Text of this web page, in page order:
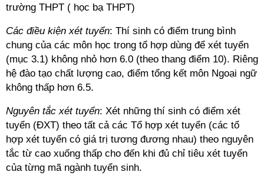
trường THPT ( học bạ THPT)
Các điều kiện xét tuyển: Thí sinh có điểm trung bình
chung của các môn học trong tổ hợp dùng để xét tuyển
(mục 3.1) không nhỏ hơn 6.0 (theo thang điểm 10). Riêng
hệ đào tạo chất lượng cao, điểm tổng kết môn Ngoại ngữ
không thấp hơn 6.5.
Nguyên tắc xét tuyển: Xét những thí sinh có điểm xét
tuyển (ĐXT) theo tất cả các Tổ hợp xét tuyển (các tổ
hợp xét tuyển có giá trị tương đương nhau) theo nguyên
tắc từ cao xuống thấp cho đến khi đủ chỉ tiêu xét tuyển
của từng mã ngành tuyển sinh.